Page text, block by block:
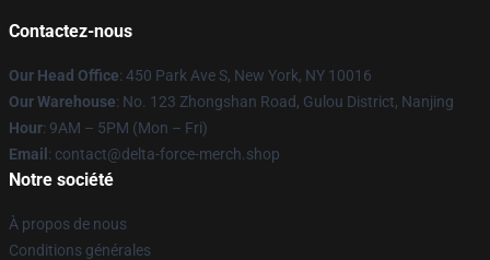
Contactez-nous
Our Head Office: 450 Park Ave S, New York, NY 10016
Our Warehouse: No. 123 Zhongshan Road, Gulou District, Nanjing
Hour: 9AM – 5PM (Mon – Fri)
Email : contact@delta-force-merch.shop
Notre société
À propos de nous
Conditions générales